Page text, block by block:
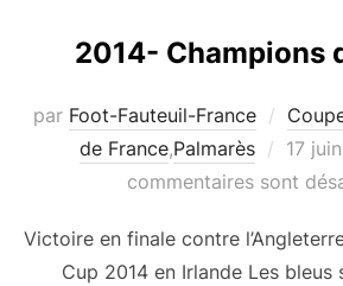
2014- Champions
par Foot-Fauteuil-France
de France,Palmarès
Publié
le
17
commentaires sont
Victoire en finale contre
Cup 2014 en Irlande Les bleus